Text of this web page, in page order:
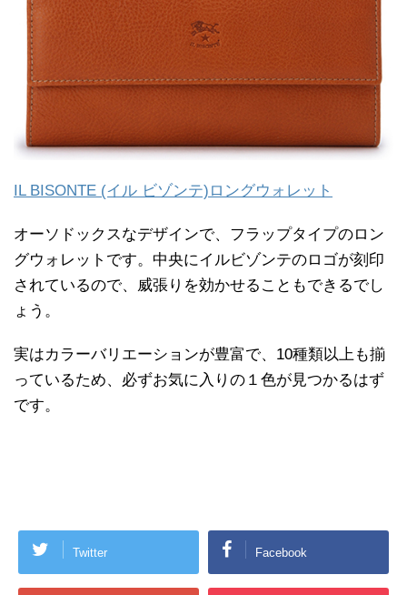
IL BISONTE (イル ビゾンテ)ロングウォレット
オーソドックスなデザインで、フラップタイプのロン
グウォレットです。中央にイルビゾンテのロゴが刻印
されているので、威張りを効かせることもできるでし
ょう。
実はカラーバリエーションが豊富で、10種類以上も揃
っているため、必ずお気に入りの１色が見つかるはず
です。
Twitter Facebook